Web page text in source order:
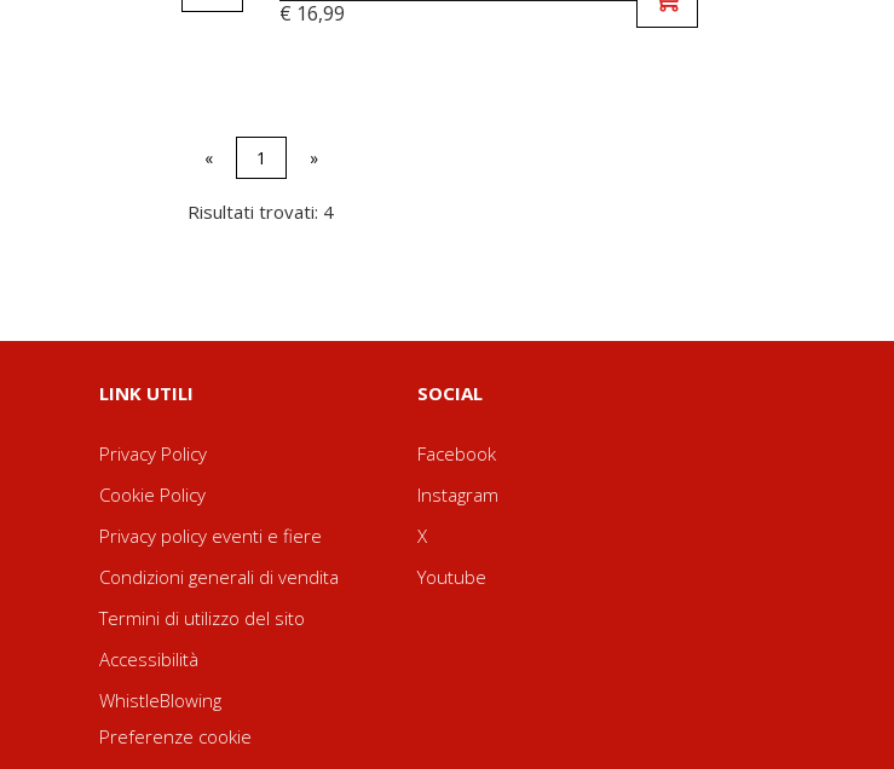
€ 16,99
« 1 »
Risultati trovati: 4
LINK UTILI
Privacy Policy
Cookie Policy
Privacy policy eventi e fiere
Condizioni generali di vendita
Termini di utilizzo del sito
Accessibilità
WhistleBlowing
Preferenze cookie
SOCIAL
Facebook
Instagram
X
Youtube